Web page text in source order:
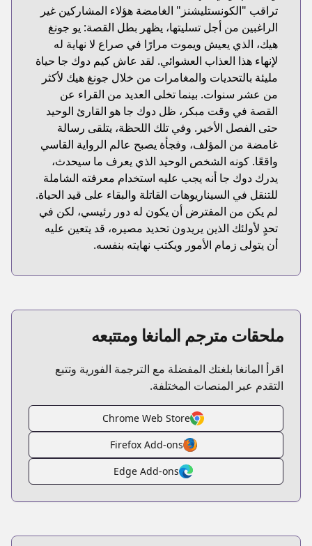
تراقب "الكونستليشنز" الغامضة هؤلاء المشاركين غير
الراغبين من أجل تسليتها، يظهر بطل القصة: يو جونغ
هيك، الذي يعيش ويموت مرارًا في صراع لا نهاية له
لإنهاء هذا العذاب العشوائي. لقد عاش كيم دوك جا حياة
مليئة بالتحديات والمغامرات من خلال جونغ هيك لأكثر
من عشر سنوات. بينما تخلى العديد من القراء عن
القصة في وقت مبكر، ظل دوك جا هو القارئ الوحيد
حتى الفصل الأخير. وفي تلك اللحظة، يتلقى رسالة
غامضة من المؤلف، وفجأة يصبح عالم الرواية القاسي
واقعًا. كونه الشخص الوحيد الذي يعرف ما سيحدث،
يدرك دوك جا أنه يجب عليه استخدام معرفته الشاملة
للتنقل في السيناريوهات القاتلة والبقاء على قيد الحياة.
لم يكن من المفترض أن يكون له دور رئيسي، لكن في
تحدٍ لأولئك الذين يريدون تحديد مصيره، قد يتعين عليه
أن يتولى زمام الأمور ويكتب نهايته بنفسه.
ملحقات مترجم المانغا ومتتبعه
اقرأ المانغا بلغتك المفضلة مع الترجمة الفورية وتتبع
التقدم عبر المنصات المختلفة.
Chrome Web Store
Firefox Add-ons
Edge Add-ons